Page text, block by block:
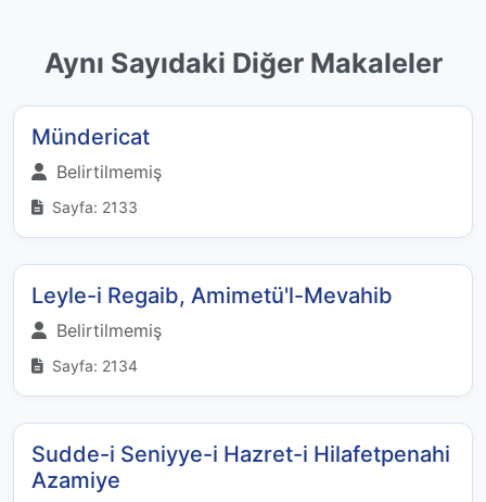
Aynı Sayıdaki Diğer Makaleler
Mündericat
Belirtilmemiş
Sayfa: 2133
Leyle-i Regaib, Amimetü'l-Mevahib
Belirtilmemiş
Sayfa: 2134
Sudde-i Seniyye-i Hazret-i Hilafetpenahi
Azamiye